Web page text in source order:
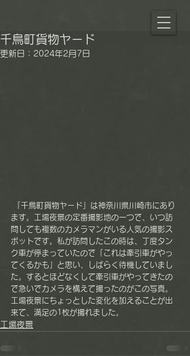
千鳥町貨物ヤード
更新日： 2024年2月7日
ます。工場夜景の定番撮影地の一つで、いつ訪
問しても複数のカメラマンがいる人気の撮影ス
ポットです。私が訪問したこの時は、丁度タン
ク車が停まっていたので「これは牽引車がやっ
てくるかも」と思い、しばらく待機していまし
た。するとほどなくして牽引車がやってきたの
で急いでカメラを構えて撮ったのがこの写真。
工場夜景にちょっとした変化を加えることが出
来て、満足の1枚が撮れました。
工場夜景